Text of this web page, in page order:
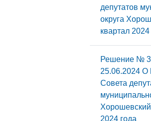
депутатов
округа
квартал 2024
Решение №
25.06.2024 О
Совета
2024 года